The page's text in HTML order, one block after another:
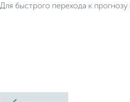
Для быстрого перехода к